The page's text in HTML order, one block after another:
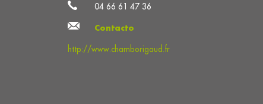
04 66 61 47 36
Contacto
http://www.chamborigaud.fr